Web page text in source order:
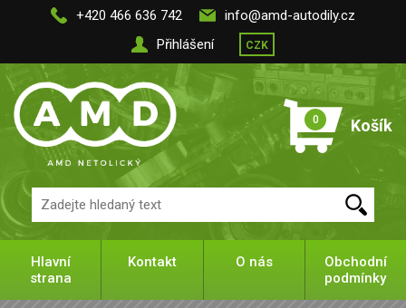
+420 466 636 742
info@amd-autodily.cz
Přihlášení
CZK
0 Košík
Hlavní
strana
Kontakt O nás
Obchodní
podmínky